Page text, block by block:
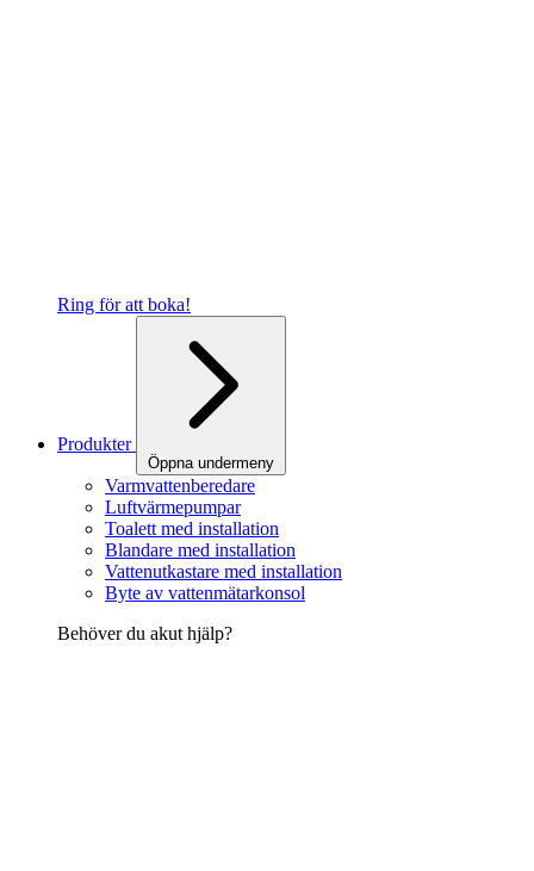
Ring för att boka!
Produkter
Öppna undermeny
Varmvattenberedare
Luftvärmepumpar
Toalett med installation
Blandare med installation
Vattenutkastare med installation
Byte av vattenmätarkonsol
Behöver du akut hjälp?